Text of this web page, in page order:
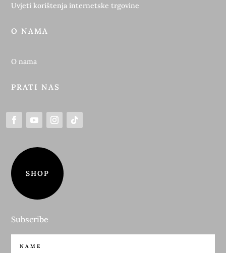
Uvjeti korištenja internetske trgovine
O NAMA
O nama
PRATI NAS
SHOP
Subscribe